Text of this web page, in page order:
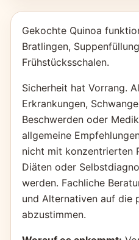
Gekochte Quinoa
Bratlingen,
Frühstücksschalen.
Sicherheit hat Vorrang.
Erkrankungen,
Beschwerden oder
allgemeine
nicht mit konzentrierten
Diäten oder
werden. Fachliche
und Alternativen auf die
abzustimmen.